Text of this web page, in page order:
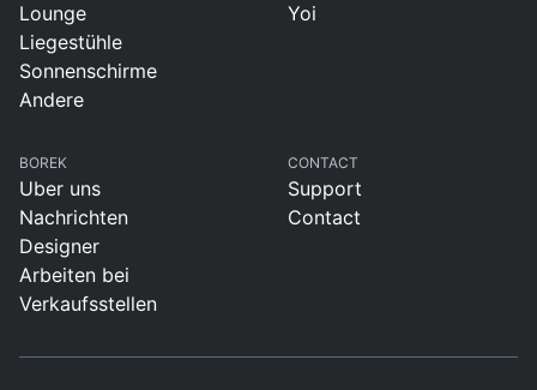
Lounge
Liegestühle
Sonnenschirme
Andere
Yoi
BOREK
Uber uns
Nachrichten
Designer
Arbeiten bei
Verkaufsstellen
CONTACT
Support
Contact